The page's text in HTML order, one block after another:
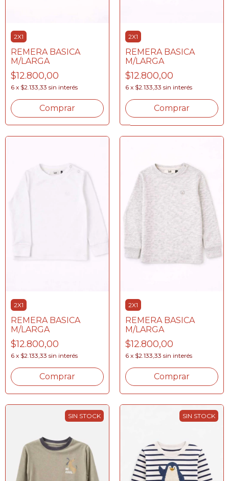
2X1
REMERA BASICA
M/LARGA
$12.800,00
6 x $2.133,33 sin interés
Comprar
2X1
REMERA BASICA
M/LARGA
$12.800,00
6 x $2.133,33 sin interés
Comprar
2X1
REMERA BASICA
M/LARGA
$12.800,00
6 x $2.133,33 sin interés
Comprar
2X1
REMERA BASICA
M/LARGA
$12.800,00
6 x $2.133,33 sin interés
Comprar
SIN STOCK SIN STOCK